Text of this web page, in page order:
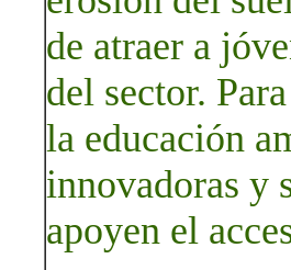
de atraer a
del sector.
la educación
innovadoras y
apoyen el